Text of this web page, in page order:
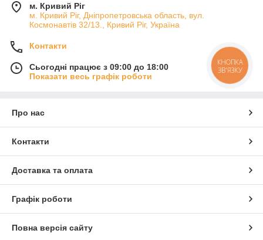
м. Кривий Ріг
м. Кривий Ріг, Дніпропетровська область, вул.
Космонавтів 32/13., Кривий Ріг, Україна
Контакти
Сьогодні працює з 09:00 до 18:00
Показати весь графік роботи
Про нас
Контакти
Доставка та оплата
Графік роботи
Повна версія сайту
КНОПКА
ЗВ'ЯЗКУ